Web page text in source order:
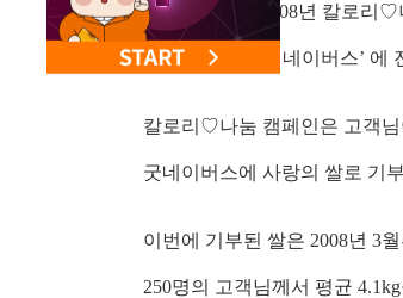
12월 24일(수) 2008년 칼로리♡
국제 NGO인 ‘굿 네이버스’ 에
칼로리♡나눔 캠페인은 고객님
굿네이버스에 사랑의 쌀로 기
이번에 기부된 쌀은 2008년 3
250명의 고객님께서 평균